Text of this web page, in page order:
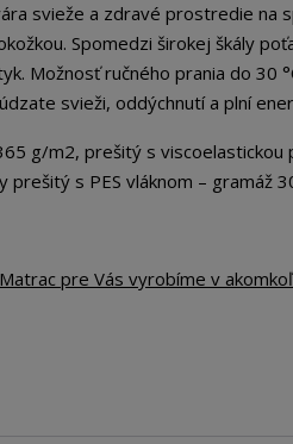
svieže a zdravé prostredie na
Spomedzi širokej škály
Možnosť ručného prania do 30
svieži, oddýchnutí a plní
g/m2, prešitý s viscoelastickou
s PES vláknom – gramáž
pre Vás vyrobíme v